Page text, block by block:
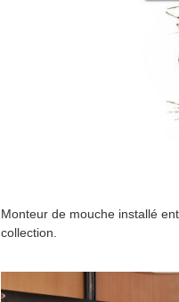
Monteur de mouche installé
collection.